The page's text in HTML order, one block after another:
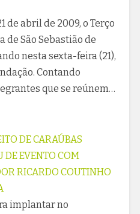
de abril de 2009, o Terço
de São Sebastião de
nesta sexta-feira (21),
Contando
que se reúnem…
DE CARAÚBAS
DE EVENTO COM
RICARDO COUTINHO
implantar no